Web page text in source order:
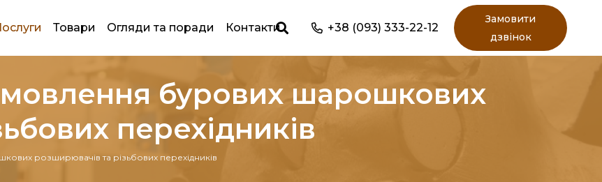
Товари Огляди та поради Контакти +38 (093) 333-22-12
Замовити
дзвінок
бурових шарошкових
перехідників
розширювачів та різьбових перехідників